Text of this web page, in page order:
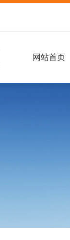
网站首页